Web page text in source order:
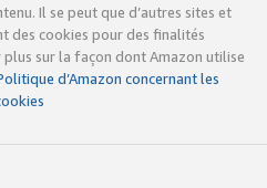
Il se peut que d’autres sites et
des cookies pour des finalités
sur la façon dont Amazon utilise
d’Amazon concernant les